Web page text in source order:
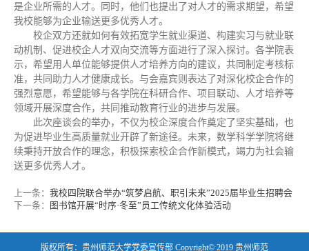
是企业所需的人才。同时，他们也提出了对人才的需求期望，希望
我校能够为企业输送更多优秀人才。
校企双方还就如何有效拓宽学生就业渠道、构建实习与就业联
动机制、促进校企人才双向交流等方面进行了深入探讨。各学院表
示，希望用人单位能够提供人才培养方向的建议，共同制定考核标
准，共同助力人才健康成长。与会嘉宾则表达了对深化校企合作的
强烈意愿，希望能够与各学院在科研合作、项目联动、人才培养等
领域开展深度合作，共同推动教育行业的进步与发展。
此次座谈会的举办，不仅为校企深度合作奠定了坚实基础，也
为促进毕业生高质量就业开辟了新途径。未来，数学科学学院将继
续秉持开放合作的理念，积极探索校企合作新模式，竭力为社会输
送更多优秀人才。
上一条： 我校四院联合举办“筑梦启航、职引未来”2025届毕业生招聘会
下一条：
图书馆开展“时序·冬至”员工传统文化体验活动
版权所有：贵州师范大学党委宣传部 Copyright© 2019 贵州师范